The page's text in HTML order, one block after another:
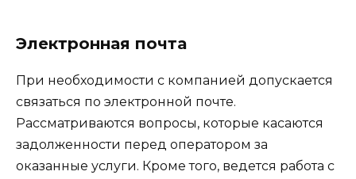
Электронная почта
При необходимости с компанией допускается
связаться по электронной почте.
Рассматриваются вопросы, которые касаются
задолженности перед оператором за
оказанные услуги. Кроме того, ведется работа с